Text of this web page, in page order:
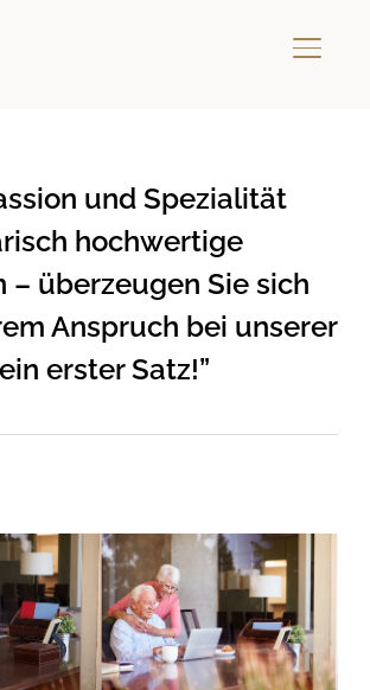
und Spezialität
hochwertige
– überzeugen Sie sich
Anspruch bei unserer
erster Satz!”